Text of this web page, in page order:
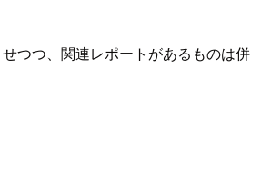
つつ、関連レポートがあるものは併